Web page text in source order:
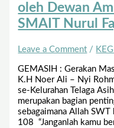
oleh Dewan
SMAIT Nurul
Leave a Comment /
GEMASIH : Gerakan
K.H Noer Ali – Nyi
se-Kelurahan Telaga
merupakan bagian
sebagaimana Allah SWT
108 “Janganlah kamu